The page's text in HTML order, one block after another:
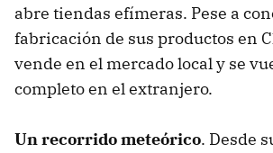
abre tiendas efímeras. Pese a
fabricación de sus productos en
vende en el mercado local y se
completo en el extranjero.
Un recorrido meteórico. Desde